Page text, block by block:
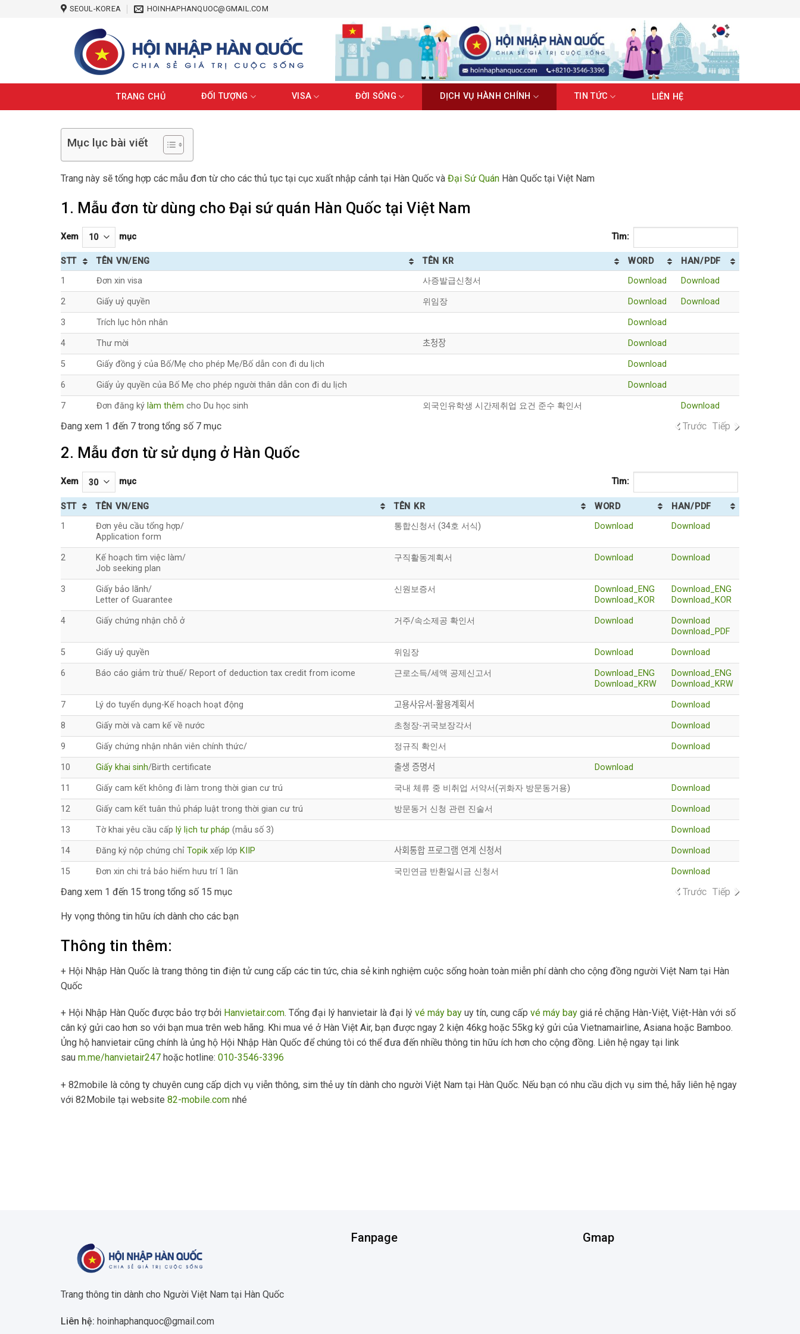
SEOUL-KOREA HOINHAPHANQUOC@GMAIL.COM
TRANG CHỦ ĐỐI TƯỢNG VISA ĐỜI SỐNG DỊCH VỤ HÀNH CHÍNH TIN TỨC LIÊN HỆ
Mục lục bài viết
Trang này sẽ tổng hợp các mẫu đơn từ cho các thủ tục tại cục xuất nhập cảnh tại Hàn Quốc và Đại Sứ Quán Hàn Quốc tại Việt Nam
1. Mẫu đơn từ dùng cho Đại sứ quán Hàn Quốc tại Việt Nam
Xem mục Tìm:
STT TÊN VN/ENG TÊN KR WORD
HAN/PDF
1
Đơn xin visa 사증발급신청서 Download Download
2 Giấy uỷ quyền 위임장 Download Download
3 Trích lục hôn nhân Download
4 Thư mời 초청장 Download
5 Giấy đồng ý của Bố/Mẹ cho phép Mẹ/Bố dẫn con đi du lịch Download
6 Giấy ủy quyền của Bố Mẹ cho phép người thân dẫn con đi du lịch Download
7 Đơn đăng ký làm thêm cho Du học sinh 외국인유학생 시간제취업 요건 준수 확인서 Download
Đang xem 1 đến 7 trong tổng số 7 mục Trước Tiếp
2. Mẫu đơn từ sử dụng ở Hàn Quốc
Xem mục Tìm:
STT TÊN VN/ENG TÊN KR WORD
HAN/PDF
1
Đơn yêu cầu tổng hợp/
Application form
통합신청서 (34호 서식) Download Download
2
Kế hoạch tìm việc làm/
Job seeking plan
구직활동계획서 Download Download
3
Giấy bảo lãnh/
Letter of Guarantee
신원보증서
Download_ENG
Download_KOR
Download_ENG
Download_KOR
4 Giấy chứng nhận chỗ ở 거주/속소제공 확인서 Download
Download
Download_PDF
5 Giấy uỷ quyền 위임장 Download Download
6 Báo cáo giảm trừ thuế/ Report of deduction tax credit from icome 근로소득/세액 공제신고서
Download_ENG
Download_KRW
Download_ENG
Download_KRW
7 Lý do tuyển dụng-Kế hoạch hoạt động 고용사유서-활용계획서 Download
8 Giấy mời và cam kế về nước 초청장-귀국보장각서 Download
9 Giấy chứng nhận nhân viên chính thức/ 정규직 확인서 Download
10 Giấy khai sinh/Birth certificate 출생 증명서 Download
11 Giấy cam kết không đi làm trong thời gian cư trú 국내 체류 중 비취업 서약서(귀화자 방문동거용) Download
12 Giấy cam kết tuân thủ pháp luật trong thời gian cư trú 방문동거 신청 관련 진술서 Download
13 Tờ khai yêu cầu cấp lý lịch tư pháp (mẫu số 3) Download
14 Đăng ký nộp chứng chỉ Topik xếp lớp KIIP 사회통합 프로그램 연계 신청서 Download
15 Đơn xin chi trả bảo hiểm hưu trí 1 lần 국민연금 반환일시금 신청서 Download
Đang xem 1 đến 15 trong tổng số 15 mục Trước Tiếp
Hy vọng thông tin hữu ích dành cho các bạn
Thông tin thêm:
+ Hội Nhập Hàn Quốc là trang thông tin điện tử cung cấp các tin tức, chia sẻ kinh nghiệm cuộc sống hoàn toàn miễn phí dành cho cộng đồng người Việt Nam tại Hàn
Quốc
+ Hội Nhập Hàn Quốc được bảo trợ bởi Hanvietair.com. Tổng đại lý hanvietair là đại lý vé máy bay uy tín, cung cấp vé máy bay giá rẻ chặng Hàn-Việt, Việt-Hàn với số
cân ký gửi cao hơn so với bạn mua trên web hãng. Khi mua vé ở Hàn Việt Air, bạn được ngay 2 kiện 46kg hoặc 55kg ký gửi của Vietnamairline, Asiana hoặc Bamboo.
Ủng hộ hanvietair cũng chính là ủng hộ Hội Nhập Hàn Quốc để chúng tôi có thể đưa đến nhiều thông tin hữu ích hơn cho cộng đồng. Liên hệ ngay tại link
sau m.me/hanvietair247 hoặc hotline: 010-3546-3396
+ 82mobile là công ty chuyên cung cấp dịch vụ viễn thông, sim thẻ uy tín dành cho người Việt Nam tại Hàn Quốc. Nếu bạn có nhu cầu dịch vụ sim thẻ, hãy liên hệ ngay
với 82Mobile tại website 82-mobile.com nhé
Trang thông tin dành cho Người Việt Nam tại Hàn Quốc
Liên hệ: hoinhaphanquoc@gmail.com
Fanpage Gmap